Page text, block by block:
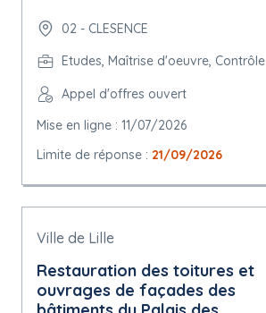
02 - CLESENCE
Etudes, Maîtrise d'oeuvre, Contrôle
Appel d'offres ouvert
Mise en ligne : 11/07/2026
Limite de réponse : 21/09/2026
Ville de Lille
Restauration des toitures et
ouvrages de façades des